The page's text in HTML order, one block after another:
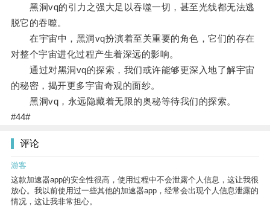
黑洞vq的引力之强大足以吞噬一切，甚至光线都无法逃
脱它的吞噬。
在宇宙中，黑洞vq扮演着至关重要的角色，它们的存在
对整个宇宙进化过程产生着深远的影响。
通过对黑洞vq的探索，我们或许能够更深入地了解宇宙
的秘密，揭开更多宇宙奇观的面纱。
黑洞vq，永远隐藏着无限的奥秘等待我们的探索。
#44#
评论
游客
这款加速器app的安全性很高，使用过程中不会泄露个人信息，这让我很
放心。我以前使用过一些其他的加速器app，经常会出现个人信息泄露的
情况，这让我非常担心。